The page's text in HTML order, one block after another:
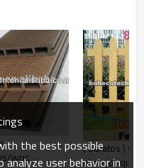
wpc
( baratos )
el mejor
the best possible
analyze user behavior in